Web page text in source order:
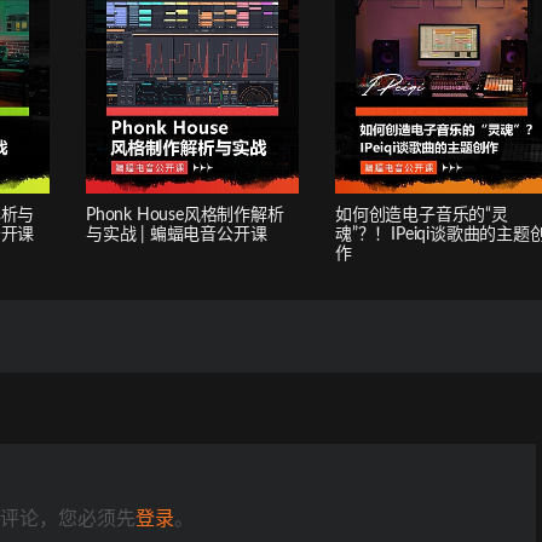
与
课
Phonk House风格制作解析
与实战 | 蝙蝠电音公开课
如何创造电子音乐的“灵
魂”？！IPeiqi谈歌曲的主题
作
论，您必须先登录。